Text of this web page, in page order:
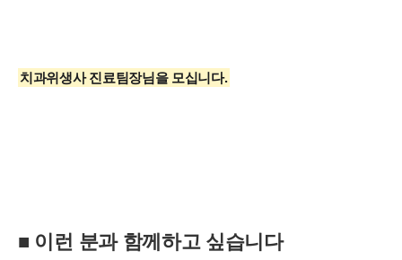
치과위생사 진료팀장님을 모십니다.
■ 이런 분과 함께하고 싶습니다